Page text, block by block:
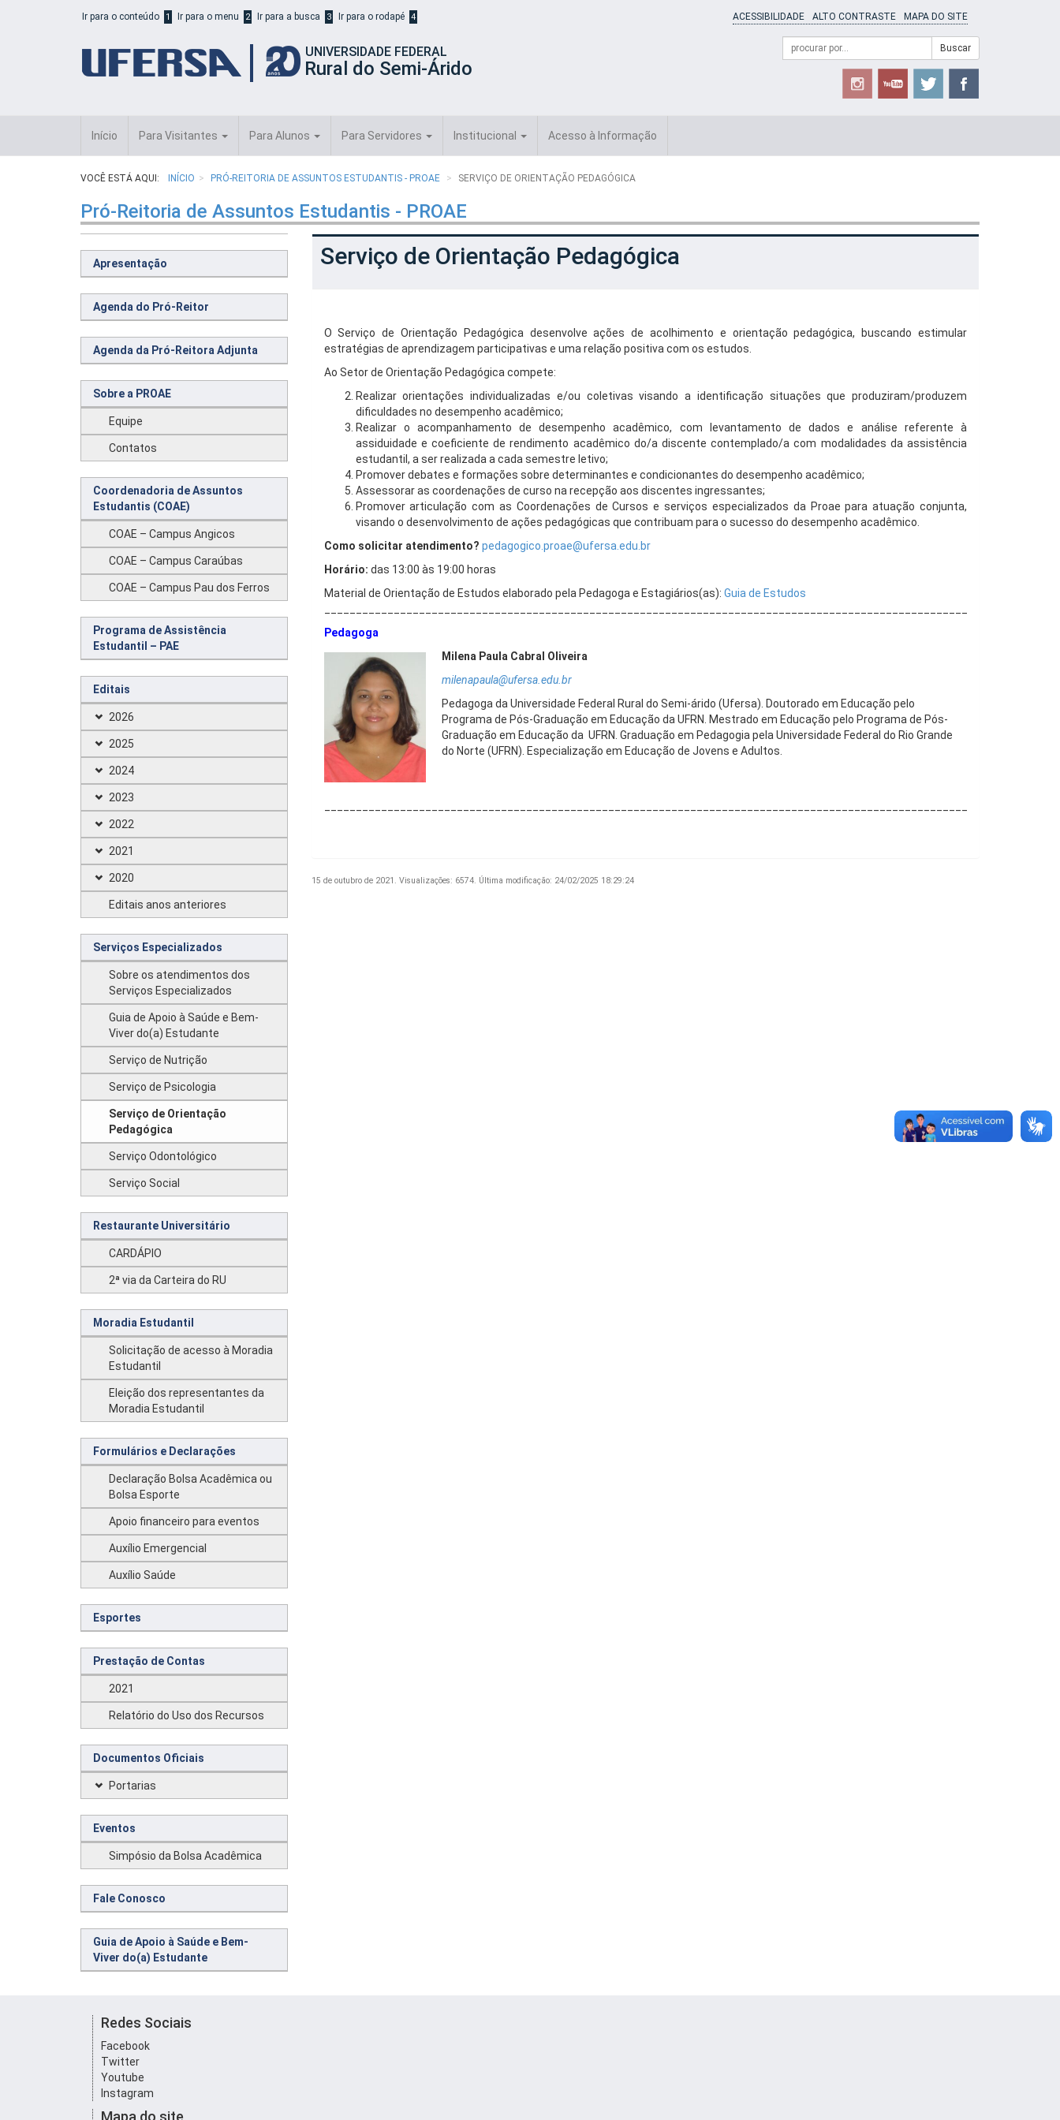
Ir para o conteúdo 1 Ir para o menu 2 Ir para a busca 3 Ir para o rodapé 4 ACESSIBILIDADE ALTO CONTRASTE MAPA DO SITE
UNIVERSIDADE FEDERAL
Rural do Semi-Árido
Formulário
Campo
de
Buscar
Início Para Visitantes Para Alunos Para Servidores Institucional Acesso à Informação
VOCÊ ESTÁ AQUI: INÍCIO PRÓ-REITORIA DE ASSUNTOS ESTUDANTIS - PROAE SERVIÇO DE ORIENTAÇÃO PEDAGÓGICA
Pró-Reitoria de Assuntos Estudantis - PROAE
Apresentação
Agenda do Pró-Reitor
Agenda da Pró-Reitora Adjunta
Sobre a PROAE
Equipe
Contatos
Coordenadoria de Assuntos
Estudantis (COAE)
COAE – Campus Angicos
COAE – Campus Caraúbas
COAE – Campus Pau dos Ferros
Programa de Assistência
Estudantil – PAE
Editais
2026
2025
2024
2023
2022
2021
2020
Editais anos anteriores
Serviços Especializados
Sobre os atendimentos dos
Serviços Especializados
Guia de Apoio à Saúde e Bem-
Viver do(a) Estudante
Serviço de Nutrição
Serviço de Psicologia
Serviço de Orientação
Pedagógica
Serviço Odontológico
Serviço Social
Restaurante Universitário
CARDÁPIO
2ª via da Carteira do RU
Moradia Estudantil
Solicitação de acesso à Moradia
Estudantil
Eleição dos representantes da
Moradia Estudantil
Formulários e Declarações
Declaração Bolsa Acadêmica ou
Bolsa Esporte
Apoio financeiro para eventos
Auxílio Emergencial
Auxílio Saúde
Esportes
Prestação de Contas
2021
Relatório do Uso dos Recursos
Documentos Oficiais
Portarias
Eventos
Simpósio da Bolsa Acadêmica
Fale Conosco
Guia de Apoio à Saúde e Bem-
Viver do(a) Estudante
Serviço de Orientação Pedagógica
O Serviço de Orientação Pedagógica desenvolve ações de acolhimento e orientação pedagógica, buscando estimular
estratégias de aprendizagem participativas e uma relação positiva com os estudos.
Ao Setor de Orientação Pedagógica compete:
Realizar orientações individualizadas e/ou coletivas visando a identificação situações que produziram/produzem
dificuldades no desempenho acadêmico;
Realizar o acompanhamento de desempenho acadêmico, com levantamento de dados e análise referente à
assiduidade e coeficiente de rendimento acadêmico do/a discente contemplado/a com modalidades da assistência
estudantil, a ser realizada a cada semestre letivo;
Promover debates e formações sobre determinantes e condicionantes do desempenho acadêmico;
Assessorar as coordenações de curso na recepção aos discentes ingressantes;
Promover articulação com as Coordenações de Cursos e serviços especializados da Proae para atuação conjunta,
visando o desenvolvimento de ações pedagógicas que contribuam para o sucesso do desempenho acadêmico.
Como solicitar atendimento? pedagogico.proae@ufersa.edu.br
Horário: das 13:00 às 19:00 horas
Material de Orientação de Estudos elaborado pela Pedagoga e Estagiários(as): Guia de Estudos
Pedagoga
Milena Paula Cabral Oliveira
milenapaula@ufersa.edu.br
Pedagoga da Universidade Federal Rural do Semi-árido (Ufersa). Doutorado em Educação pelo
Programa de Pós-Graduação em Educação da UFRN. Mestrado em Educação pelo Programa de Pós-
Graduação em Educação da UFRN. Graduação em Pedagogia pela Universidade Federal do Rio Grande
do Norte (UFRN). Especialização em Educação de Jovens e Adultos.
15 de outubro de 2021. Visualizações: 6574. Última modificação: 24/02/2025 18:29:24
Redes Sociais
Facebook
Twitter
Youtube
Instagram
Mapa do site